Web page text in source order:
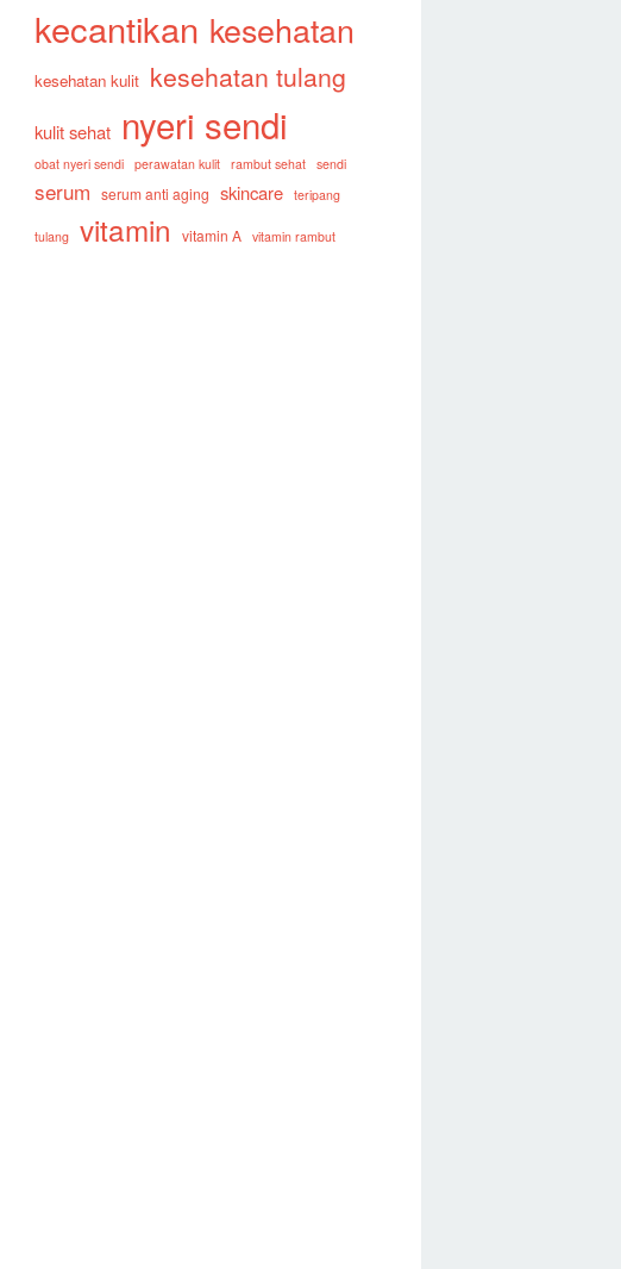
kecantikan kesehatan
kesehatan kulit kesehatan tulang
kulit sehat nyeri sendi
obat nyeri sendi perawatan kulit rambut sehat sendi
serum serum anti aging skincare teripang
tulang vitamin vitamin A vitamin rambut